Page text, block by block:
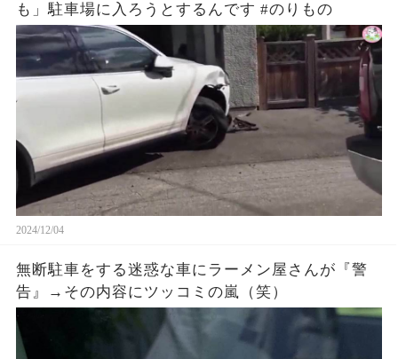
も」駐車場に入ろうとするんです #のりもの
2024/12/04
無断駐車をする迷惑な車にラーメン屋さんが『警
告』→その内容にツッコミの嵐（笑）